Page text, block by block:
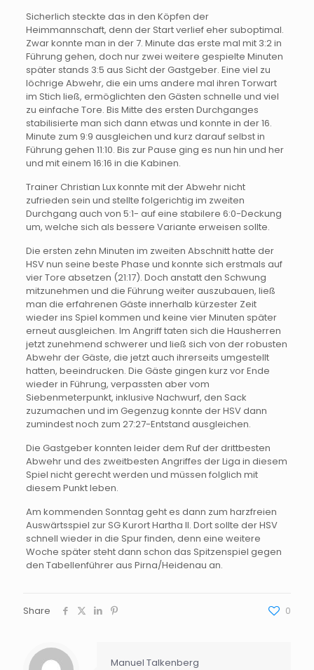
Sicherlich steckte das in den Köpfen der
Heimmannschaft, denn der Start verlief eher suboptimal.
Zwar konnte man in der 7. Minute das erste mal mit 3:2 in
Führung gehen, doch nur zwei weitere gespielte Minuten
später stands 3:5 aus Sicht der Gastgeber. Eine viel zu
löchrige Abwehr, die ein ums andere mal ihren Torwart
im Stich ließ, ermöglichten den Gästen schnelle und viel
zu einfache Tore. Bis Mitte des ersten Durchganges
stabilisierte man sich dann etwas und konnte in der 16.
Minute zum 9:9 ausgleichen und kurz darauf selbst in
Führung gehen 11:10. Bis zur Pause ging es nun hin und her
und mit einem 16:16 in die Kabinen.
Trainer Christian Lux konnte mit der Abwehr nicht
zufrieden sein und stellte folgerichtig im zweiten
Durchgang auch von 5:1- auf eine stabilere 6:0-Deckung
um, welche sich als bessere Variante erweisen sollte.
Die ersten zehn Minuten im zweiten Abschnitt hatte der
HSV nun seine beste Phase und konnte sich erstmals auf
vier Tore absetzen (21:17). Doch anstatt den Schwung
mitzunehmen und die Führung weiter auszubauen, ließ
man die erfahrenen Gäste innerhalb kürzester Zeit
wieder ins Spiel kommen und keine vier Minuten später
erneut ausgleichen. Im Angriff taten sich die Hausherren
jetzt zunehmend schwerer und ließ sich von der robusten
Abwehr der Gäste, die jetzt auch ihrerseits umgestellt
hatten, beeindrucken. Die Gäste gingen kurz vor Ende
wieder in Führung, verpassten aber vom
Siebenmeterpunkt, inklusive Nachwurf, den Sack
zuzumachen und im Gegenzug konnte der HSV dann
zumindest noch zum 27:27-Entstand ausgleichen.
Die Gastgeber konnten leider dem Ruf der drittbesten
Abwehr und des zweitbesten Angriffes der Liga in diesem
Spiel nicht gerecht werden und müssen folglich mit
diesem Punkt leben.
Am kommenden Sonntag geht es dann zum harzfreien
Auswärtsspiel zur SG Kurort Hartha II. Dort sollte der HSV
schnell wieder in die Spur finden, denn eine weitere
Woche später steht dann schon das Spitzenspiel gegen
den Tabellenführer aus Pirna/Heidenau an.
Share 0
Manuel Talkenberg